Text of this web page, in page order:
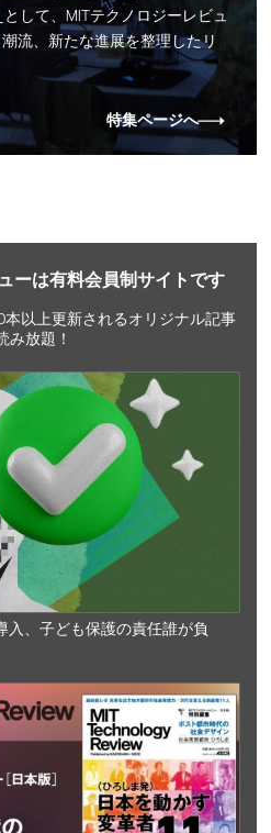
して、MITテクノロジーレビュ
流、新たな進展を整理したリ
特集ページへ
ーは有料会員制サイトです
本以上更新されるオリジナル記事
み放題！
入、子ども保護の責任誰が負